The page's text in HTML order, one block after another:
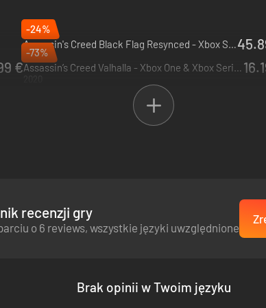
-24%
Assassin's Creed Black Flag Resynced - Xbox Series X|S
2026
€
-73%
Assassin’s Creed Valhalla - Xbox One & Xbox Series X|S
recenzji gry
o 6 reviews, wszystkie języki uwzględnione
Brak opinii w Twoim języku